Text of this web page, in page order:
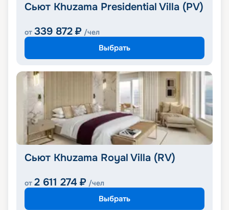
Сьют Khuzama Presidential Villa (PV)
от 339 872 ₽ /чел
Выбрать
Сьют Khuzama Royal Villa (RV)
от 2 611 274 ₽ /чел
Выбрать